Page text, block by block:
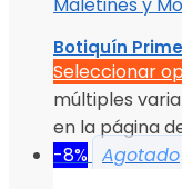
Botiquín
Seleccionar
múltiples
en la página
-8% Agotado